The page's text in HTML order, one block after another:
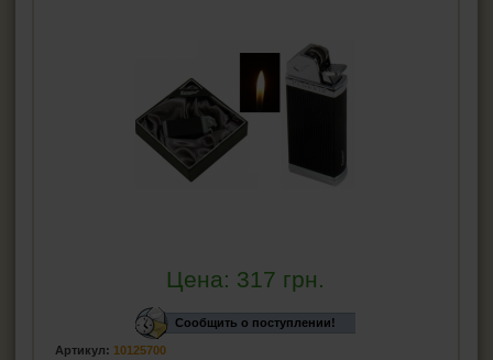
Цена: 317 грн.
Сообщить о поступлении!
Артикул: 10125700